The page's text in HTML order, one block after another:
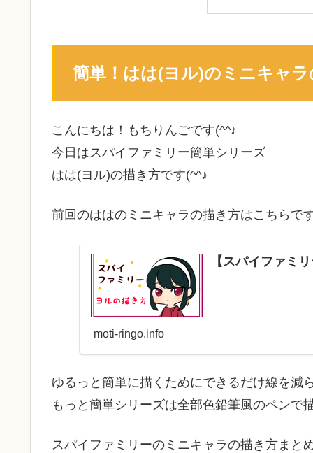
簡単！はは(ヨル)のミニキャ
こんにちは！もちりんごです(^^♪
今日はスパイファミリー簡単シリーズ
はは(ヨル)の描き方です(^^♪
前回のははのミニキャラの描き方はこちらで
【スパイファミ
moti-ringo.info
ゆるっと簡単に描くためにできるだけ線を減
もっと簡単シリーズは全部色鉛筆風のペンで
スパイファミリーのミニキャラの描き方まと